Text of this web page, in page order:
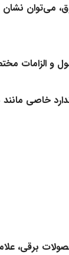
می‌توان نشان
الزامات
مانند
برقی،